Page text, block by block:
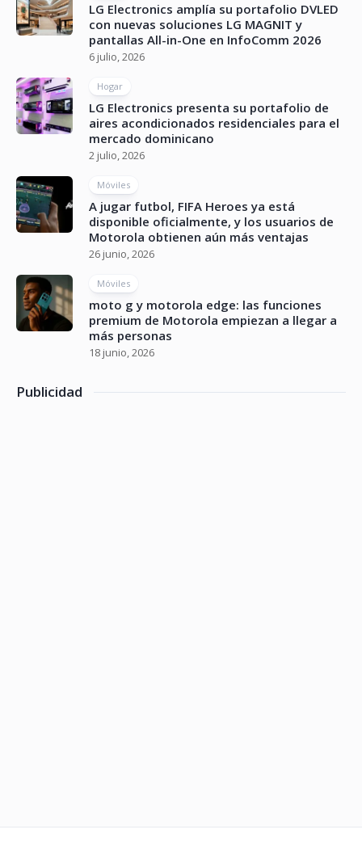
LG Electronics amplía su portafolio DVLED
con nuevas soluciones LG MAGNIT y
pantallas All-in-One en InfoComm 2026
6 julio, 2026
Hogar
LG Electronics presenta su portafolio de
aires acondicionados residenciales para el
mercado dominicano
2 julio, 2026
Móviles
A jugar futbol, FIFA Heroes ya está
disponible oficialmente, y los usuarios de
Motorola obtienen aún más ventajas
26 junio, 2026
Móviles
moto g y motorola edge: las funciones
premium de Motorola empiezan a llegar a
más personas
18 junio, 2026
Publicidad